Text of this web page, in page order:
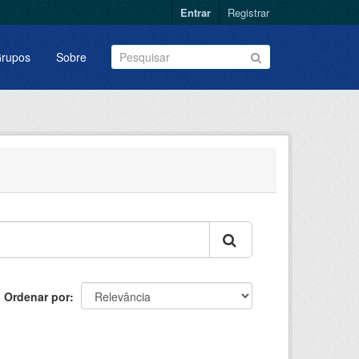
Entrar Registrar
Sobre
Ordenar por